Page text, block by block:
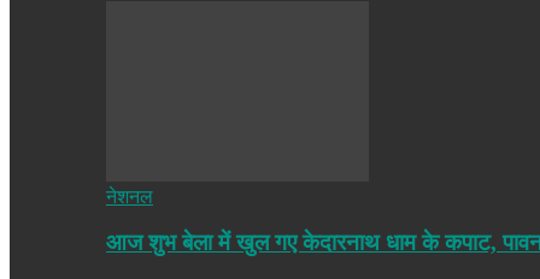
नेशनल
आज शुभ बेला में खुल गए केदारनाथ धाम के कपाट,